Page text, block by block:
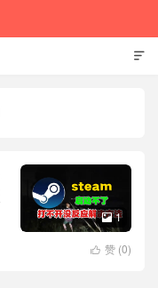

 1
 赞 (0)